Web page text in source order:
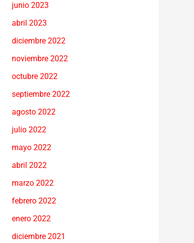
junio 2023
abril 2023
diciembre 2022
noviembre 2022
octubre 2022
septiembre 2022
agosto 2022
julio 2022
mayo 2022
abril 2022
marzo 2022
febrero 2022
enero 2022
diciembre 2021